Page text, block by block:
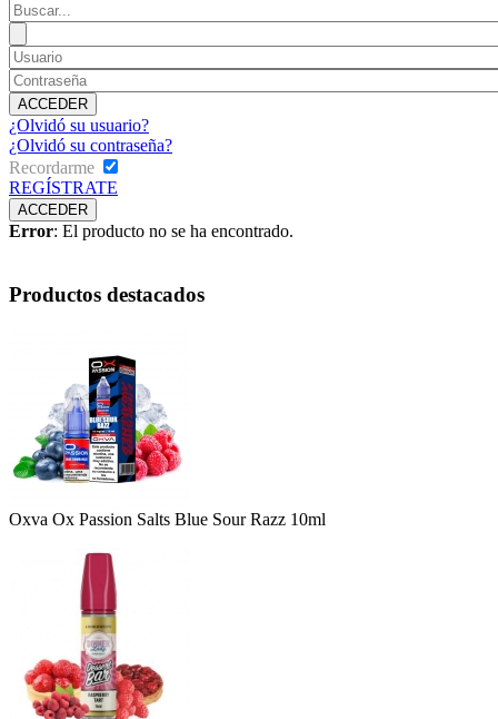
¿Olvidó su usuario?
¿Olvidó su contraseña?
Recordarme
REGÍSTRATE
Error: El producto no se ha encontrado.
Productos destacados
Oxva Ox Passion Salts Blue Sour Razz 10ml